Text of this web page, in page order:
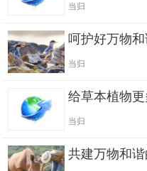
当归
呵护好万物
当归
给草本植物更多
当归
共建万物和谐